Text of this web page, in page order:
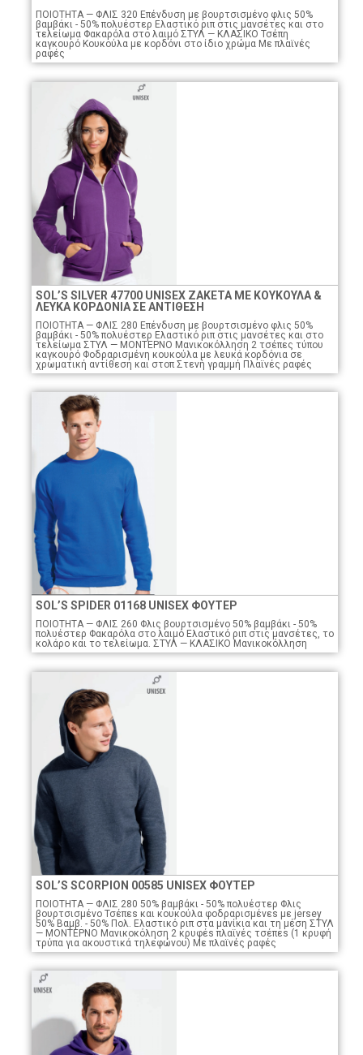
ΠΟΙΟTHTA — ΦΛΙΣ 320 Επένδυση με βουρτσισμένο φλις 50%
βαμβάκι - 50% πολυέστερ Ελαστικό ριπ στις μανσέτες και στο
τελείωμα Φακαρόλα στο λαιμό ΣΤΥΛ — ΚΛΑΣΙΚΟ Τσέπη
καγκουρό Κουκούλα με κορδόνι στο ίδιο χρώμα Με πλαϊνές
ραφές
SOL’S SILVER 47700 UNISEX ΖΑΚΕΤΑ ΜΕ ΚΟΥΚΟΥΛΑ &
ΛΕΥΚΑ ΚΟΡΔΟΝΙΑ ΣΕ ΑΝΤΙΘΕΣΗ
ΠΟΙΟTHTA — ΦΛΙΣ 280 Επένδυση με βουρτσισμένο φλις 50%
βαμβάκι - 50% πολυέστερ Ελαστικό ριπ στις μανσέτες και στο
τελείωμα ΣΤΥΛ — ΜΟΝΤΕΡΝΟ Μανικοκόλληση 2 τσέπες τύπου
καγκουρό Φοδραρισμένη κουκούλα με λευκά κορδόνια σε
χρωματική αντίθεση και στοπ Στενή γραμμή Πλαϊνές ραφές
SOL’S SPIDER 01168 UNISEX ΦΟΥΤΕΡ
ΠΟΙΟTHTA — ΦΛΙΣ 260 Φλις βουρτσισμένο 50% βαμβάκι - 50%
πολυέστερ Φακαρόλα στο λαιμό Ελαστικό ριπ στις μανσέτες, το
κολάρο και το τελείωμα. ΣΤΥΛ — ΚΛΑΣΙΚΟ Μανικοκόλληση
SOL’S SCORPION 00585 UNISEX ΦΟΥΤΕΡ
ΠΟΙΟTHTA — ΦΛΙΣ 280 50% βαμβάκι - 50% πολυέστερ Φλις
βουρτσισμένο Τσέπεs και κουκούλα φοδραρισμένεs με jersey
50% Βαμβ. - 50% Πολ. Ελαστικό ριπ στα μανίκια και τη μέση ΣΤΥΛ
— ΜΟΝΤΕΡΝΟ Μανικοκόληση 2 κρυφέs πλαϊνές τσέπεs (1 κρυφή
τρύπα για ακουστικά τηλεφώνου) Με πλαϊνές ραφές